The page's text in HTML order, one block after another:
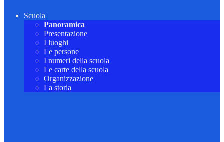
Scuola
Panoramica
Presentazione
I luoghi
Le persone
I numeri della scuola
Le carte della scuola
Organizzazione
La storia